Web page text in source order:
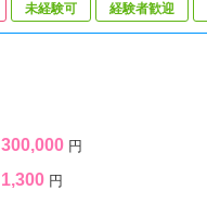
未経験可 経験者歓迎
300,000 円
1,300 円